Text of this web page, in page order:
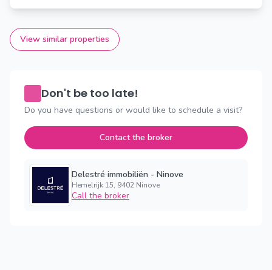
View similar properties
Don't be too late!
Do you have questions or would like to schedule a visit?
Contact the broker
Delestré immobiliën - Ninove
Hemelrijk 15, 9402 Ninove
Call the broker